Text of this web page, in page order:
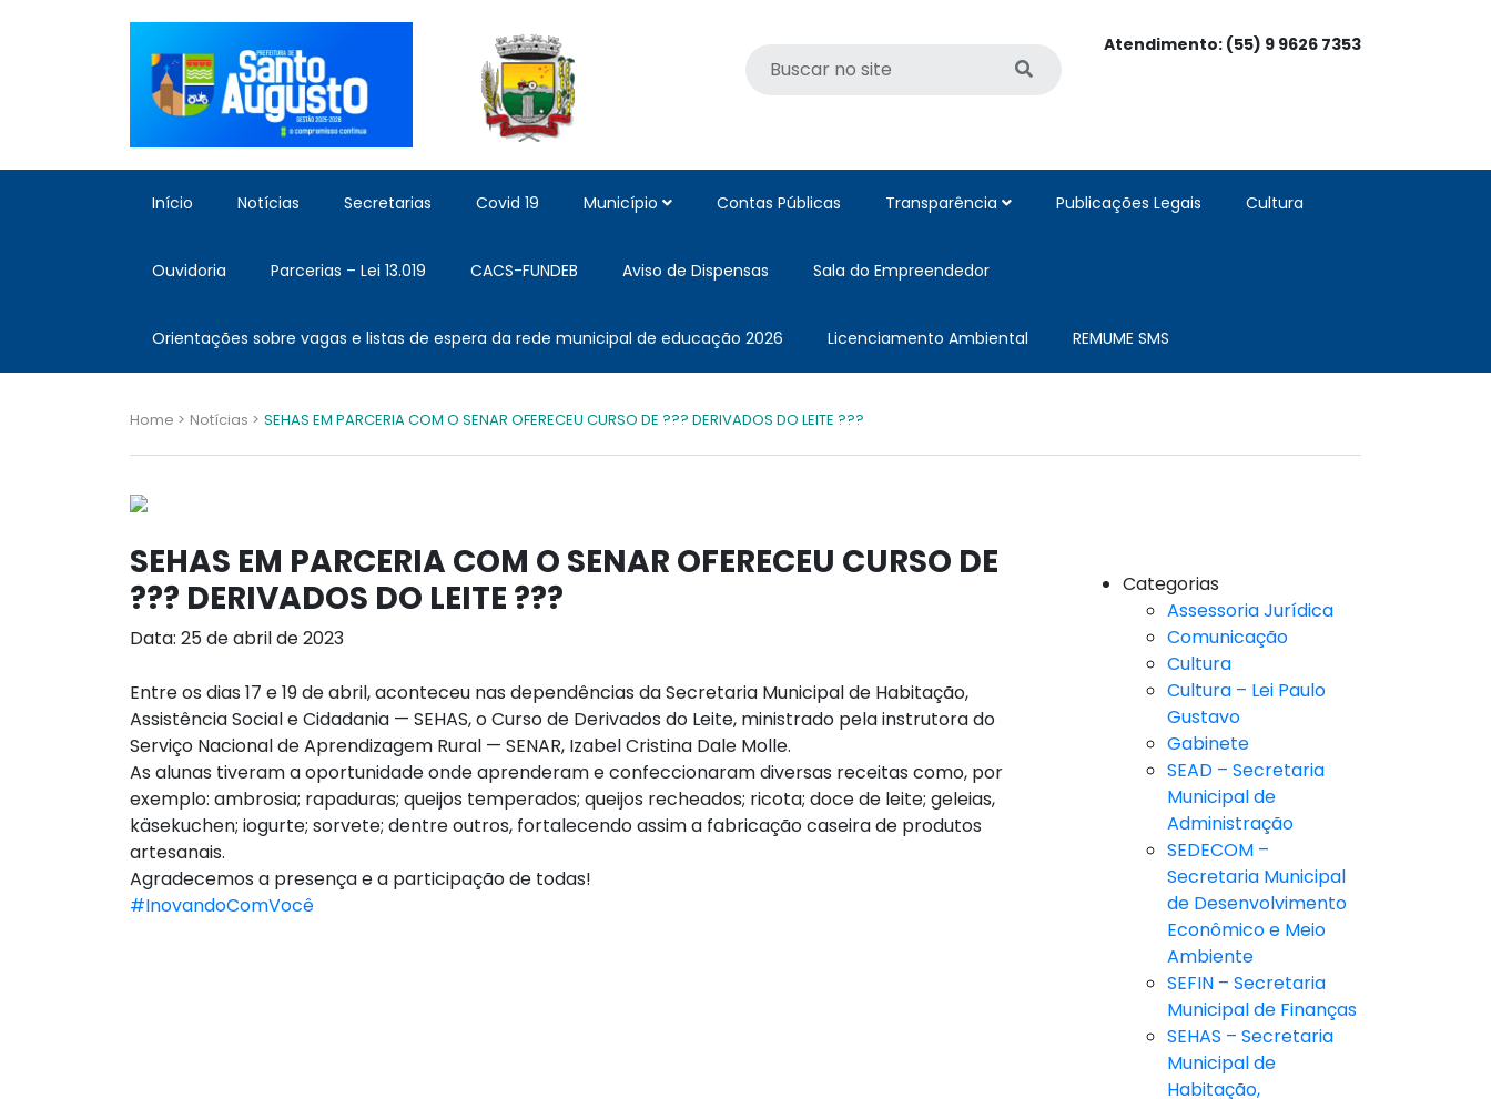
Atendimento: (55) 9 9626 7353
Início Notícias Secretarias Covid 19 Município Contas Públicas Transparência Publicações Legais Cultura
Ouvidoria Parcerias – Lei 13.019 CACS-FUNDEB Aviso de Dispensas Sala do Empreendedor
Orientações sobre vagas e listas de espera da rede municipal de educação 2026 Licenciamento Ambiental REMUME SMS
Home > Notícias > SEHAS EM PARCERIA COM O SENAR OFERECEU CURSO DE ??? DERIVADOS DO LEITE ???
SEHAS EM PARCERIA COM O SENAR OFERECEU CURSO DE
??? DERIVADOS DO LEITE ???
Data: 25 de abril de 2023
Entre os dias 17 e 19 de abril, aconteceu nas dependências da Secretaria Municipal de Habitação,
Assistência Social e Cidadania — SEHAS, o Curso de Derivados do Leite, ministrado pela instrutora do
Serviço Nacional de Aprendizagem Rural — SENAR, Izabel Cristina Dale Molle.
As alunas tiveram a oportunidade onde aprenderam e confeccionaram diversas receitas como, por
exemplo: ambrosia; rapaduras; queijos temperados; queijos recheados; ricota; doce de leite; geleias,
käsekuchen; iogurte; sorvete; dentre outros, fortalecendo assim a fabricação caseira de produtos
artesanais.
Agradecemos a presença e a participação de todas!
#InovandoComVocê
Categorias
Assessoria Jurídica
Comunicação
Cultura
Cultura – Lei Paulo
Gustavo
Gabinete
SEAD – Secretaria
Municipal de
Administração
SEDECOM –
Secretaria Municipal
de Desenvolvimento
Econômico e Meio
Ambiente
SEFIN – Secretaria
Municipal de Finanças
SEHAS – Secretaria
Municipal de
Habitação,